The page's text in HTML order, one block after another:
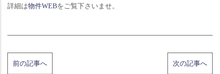
詳細は物件WEBをご覧下さいませ。
前の記事へ 次の記事へ